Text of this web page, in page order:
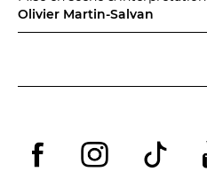
Olivier Martin-Salvan